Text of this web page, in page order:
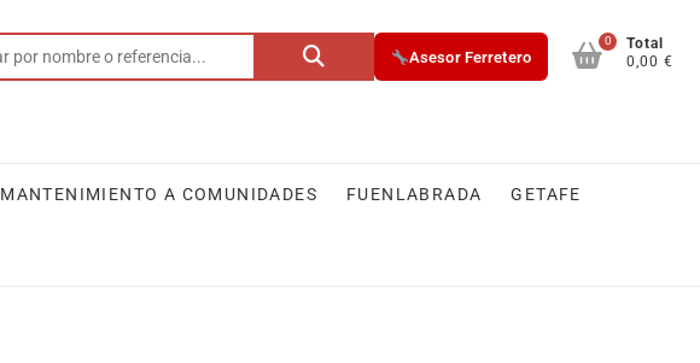
Buscar
Asesor Ferretero
0
Total
0,00 €
MANTENIMIENTO A COMUNIDADES FUENLABRADA GETAFE